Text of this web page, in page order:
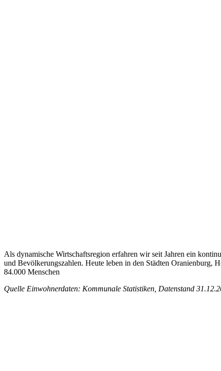
Als dynamische Wirtschaftsregion erfahren wir seit Jahren ein
und Bevölkerungszahlen. Heute leben in den Städten Oranienburg,
84.000 Menschen
Quelle Einwohnerdaten: Kommunale Statistiken, Datenstand